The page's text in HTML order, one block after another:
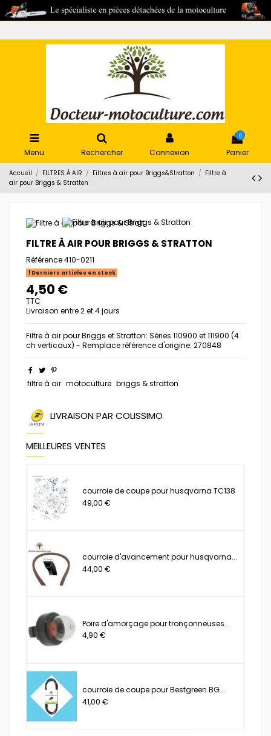
Menu Rechercher Connexion
0
Panier
Accueil FILTRES À AIR Filtres à air pour Briggs&Stratton
Filtre à
air pour Briggs & Stratton
FILTRE À AIR POUR BRIGGS & STRATTON
Référence410-0211
Derniers articles en stock
4,50 €
TTC
Livraison entre 2 et 4 jours
Filtre à air pour Briggs et Stratton: Séries 110900 et 111900 (4
ch verticaux) - Remplace référence d'origine: 270848
filtre à air motoculture briggs & stratton
LIVRAISON PAR COLISSIMO
MEILLEURES VENTES
courroie de coupe pour husqvarna TC138
49,00 €
courroie d'avancement pour husqvarna...
44,00 €
Poire d'amorçage pour tronçonneuses...
4,90 €
courroie de coupe pour Bestgreen BG...
41,00 €